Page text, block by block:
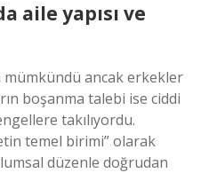
aile yapısı ve
mümkündü ancak erkekler
boşanma talebi ise ciddi
takılıyordu.
temel birimi” olarak
düzenle doğrudan